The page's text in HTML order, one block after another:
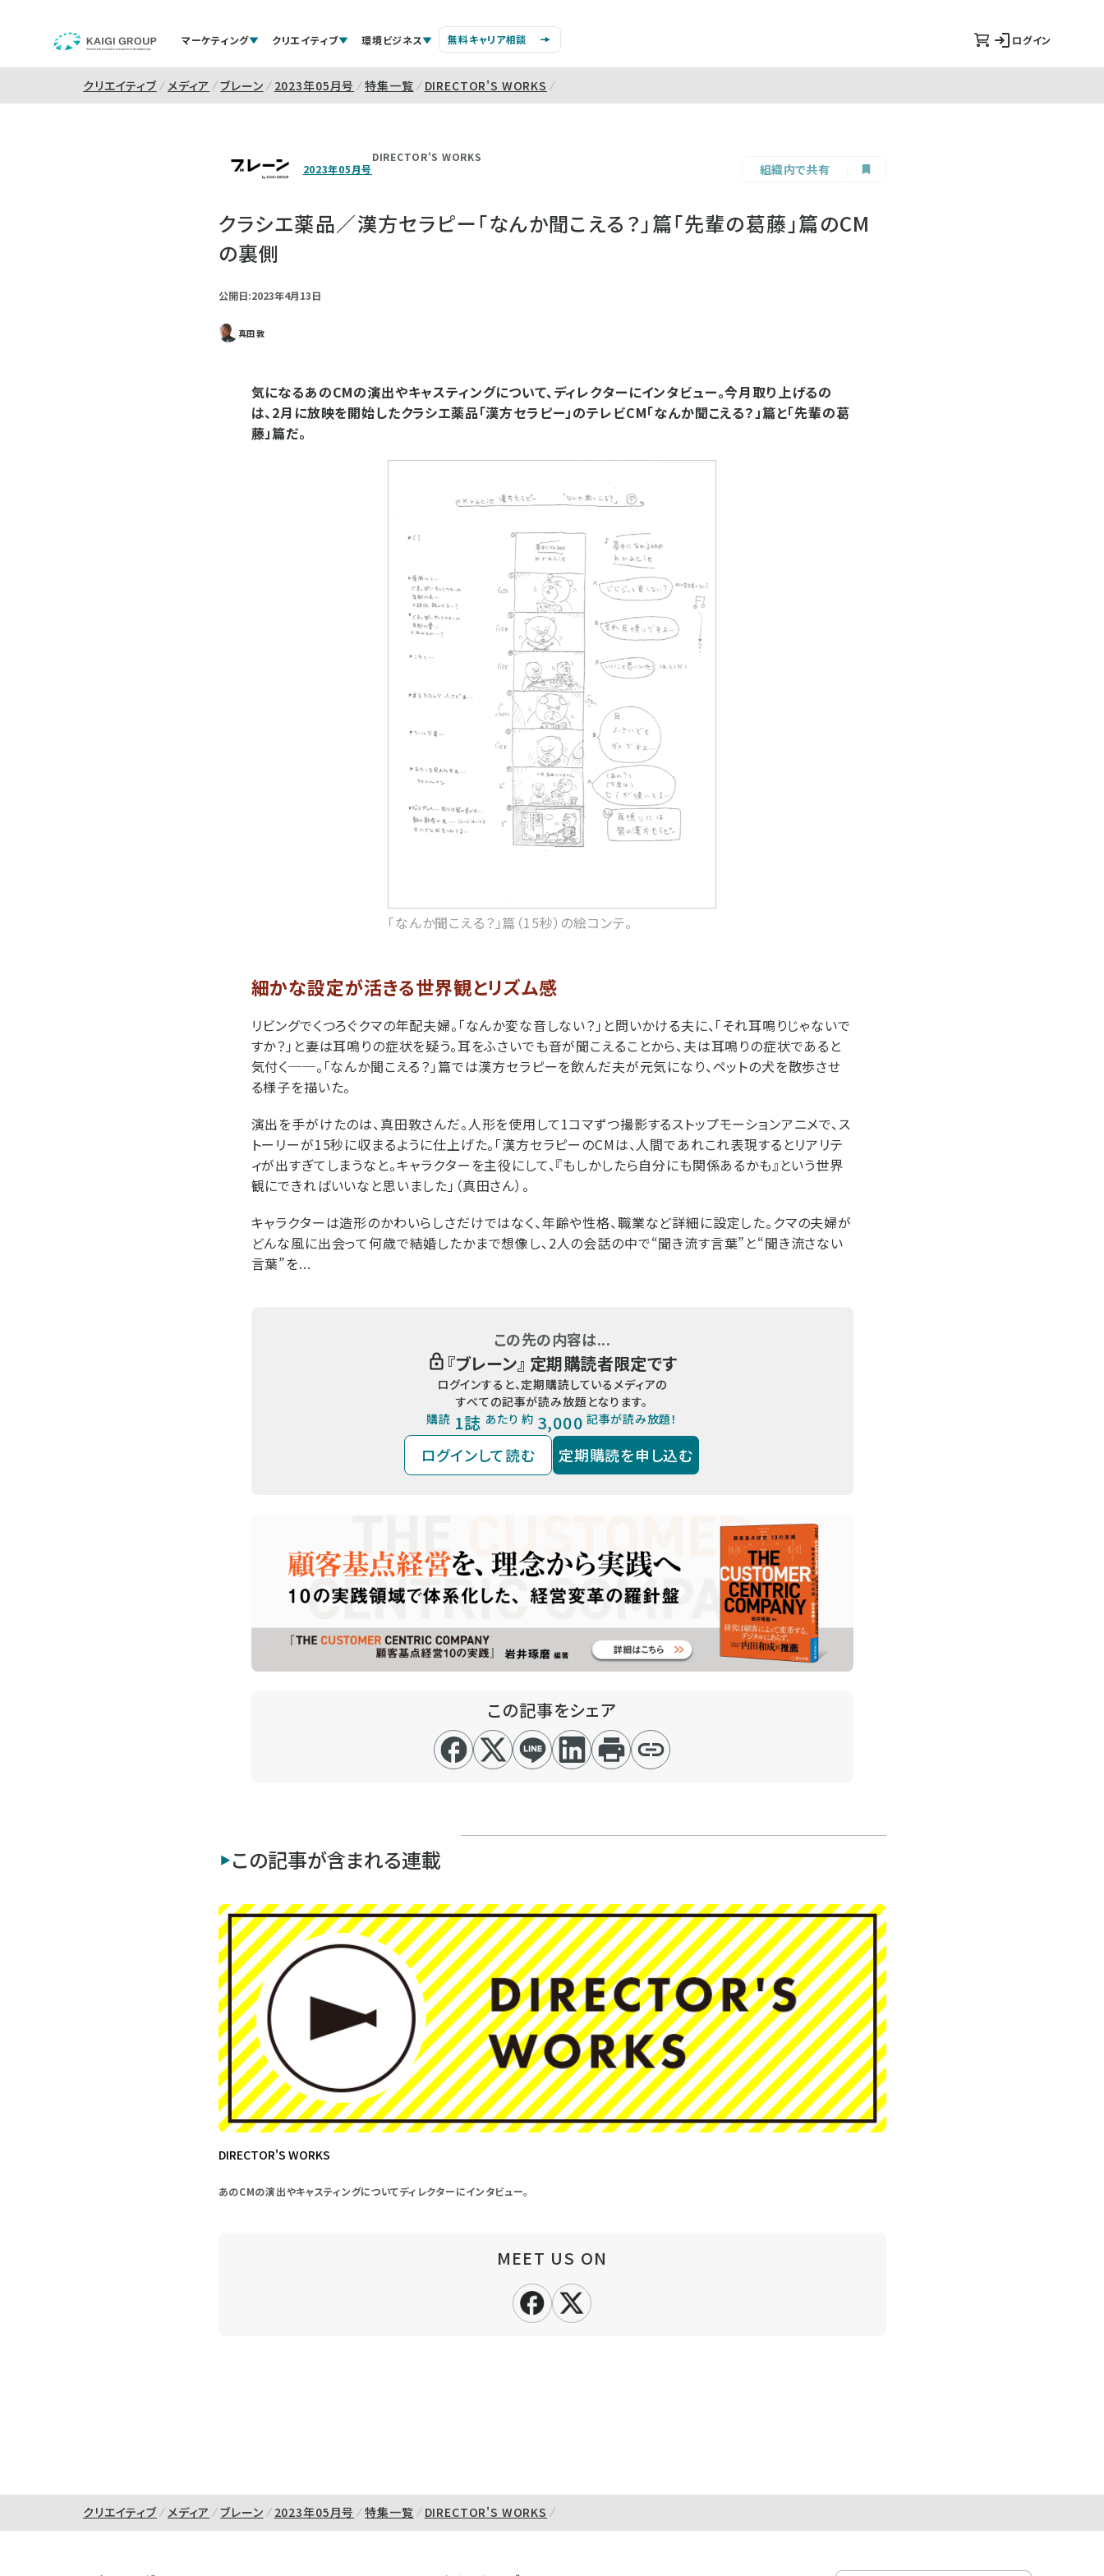
マーケティング クリエイティブ 環境ビジネス 無料キャリア相談 ログイン
クリエイティブ メディア ブレーン 2023年05月号 特集一覧 DIRECTOR'S WORKS
2023年05月号
DIRECTOR'S WORKS
組織内で共有
クラシエ薬品／漢方セラピー「なんか聞こえる？」篇「先輩の葛藤」篇のCM
の裏側
公開日:2023年4月13日
真田 敦
気になるあのCMの演出やキャスティングについて、ディレクターにインタビュー。今月取り上げるの
は、2月に放映を開始したクラシエ薬品「漢方セラピー」のテレビCM「なんか聞こえる？」篇と「先輩の葛
藤」篇だ。
「なんか聞こえる？」篇（15秒）の絵コンテ。
細かな設定が活きる世界観とリズム感
リビングでくつろぐクマの年配夫婦。「なんか変な音しない？」と問いかける夫に、「それ耳鳴りじゃないで
すか？」と妻は耳鳴りの症状を疑う。耳をふさいでも音が聞こえることから、夫は耳鳴りの症状であると
気付く──。「なんか聞こえる？」篇では漢方セラピーを飲んだ夫が元気になり、ペットの犬を散歩させ
る様子を描いた。
演出を手がけたのは、真田敦さんだ。人形を使用して1コマずつ撮影するストップモーションアニメで、ス
トーリーが15秒に収まるように仕上げた。「漢方セラピーのCMは、人間であれこれ表現するとリアリテ
ィが出すぎてしまうなと。キャラクターを主役にして、『もしかしたら自分にも関係あるかも』という世界
観にできればいいなと思いました」（真田さん）。
キャラクターは造形のかわいらしさだけではなく、年齢や性格、職業など詳細に設定した。クマの夫婦が
どんな風に出会って何歳で結婚したかまで想像し、2人の会話の中で“聞き流す言葉”と“聞き流さない
言葉”を...
この先の内容は...
『ブレーン』 定期購読者限定です
ログインすると、定期購読しているメディアの
すべての記事が読み放題となります。
購読 1誌 あたり 約 3,000 記事が読み放題！
ログインして読む 定期購読を申し込む
この記事をシェア
この記事が含まれる連載
DIRECTOR'S WORKS
あのCMの演出やキャスティングについてディレクターにインタビュー。
MEET US ON
クリエイティブ メディア ブレーン 2023年05月号 特集一覧 DIRECTOR'S WORKS